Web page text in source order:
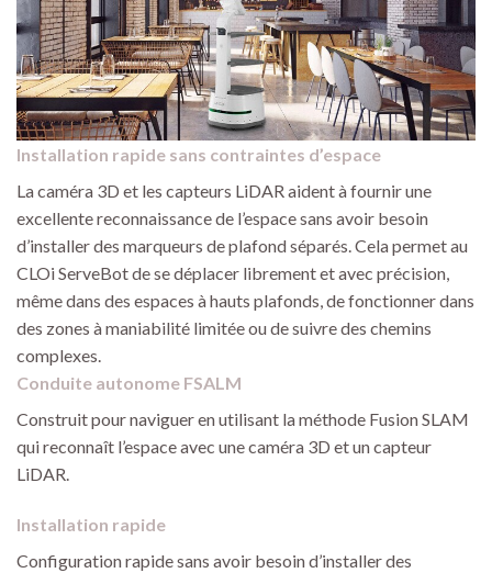
Installation rapide sans contraintes d’espace
La caméra 3D et les capteurs LiDAR aident à fournir une
excellente reconnaissance de l’espace sans avoir besoin
d’installer des marqueurs de plafond séparés. Cela permet au
CLOi ServeBot de se déplacer librement et avec précision,
même dans des espaces à hauts plafonds, de fonctionner dans
des zones à maniabilité limitée ou de suivre des chemins
complexes.
Conduite autonome FSALM
Construit pour naviguer en utilisant la méthode Fusion SLAM
qui reconnaît l’espace avec une caméra 3D et un capteur
LiDAR.
Installation rapide
Configuration rapide sans avoir besoin d’installer des